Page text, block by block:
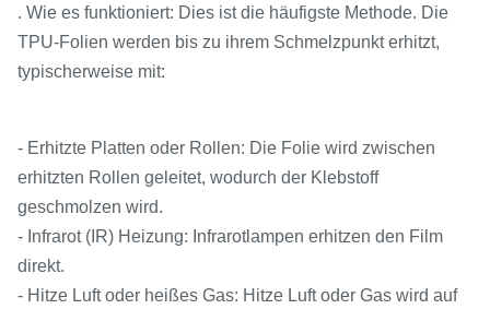
. Wie es funktioniert: Dies ist die häufigste Methode. Die
TPU-Folien werden bis zu ihrem Schmelzpunkt erhitzt,
typischerweise mit:
- Erhitzte Platten oder Rollen: Die Folie wird zwischen
erhitzten Rollen geleitet, wodurch der Klebstoff
geschmolzen wird.
- Infrarot (IR) Heizung: Infrarotlampen erhitzen den Film
direkt.
- Hitze Luft oder heißes Gas: Hitze Luft oder Gas wird auf